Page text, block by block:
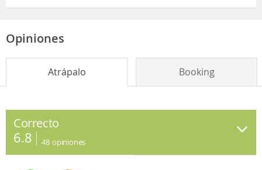
Opiniones
Atrápalo Booking
Correcto
6.8 48 opiniones